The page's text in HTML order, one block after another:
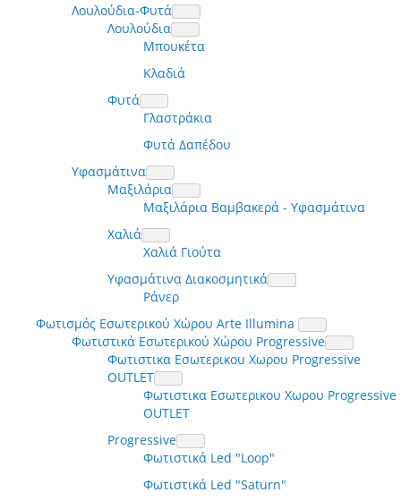
Λουλούδια-Φυτά
Λουλούδια
Μπουκέτα
Κλαδιά
Φυτά
Γλαστράκια
Φυτά Δαπέδου
Υφασμάτινα
Μαξιλάρια
Μαξιλάρια Βαμβακερά - Υφασμάτινα
Χαλιά
Χαλιά Γιούτα
Υφασμάτινα Διακοσμητικά
Ράνερ
Φωτισμός Εσωτερικού Χώρου Arte Illumina
Φωτιστικά Εσωτερικού Χώρου Progressive
Φωτιστικα Εσωτερικου Χωρου Progressive
OUTLET
Φωτιστικα Εσωτερικου Χωρου Progressive
OUTLET
Progressive
Φωτιστικά Led "Loop"
Φωτιστικά Led "Saturn"